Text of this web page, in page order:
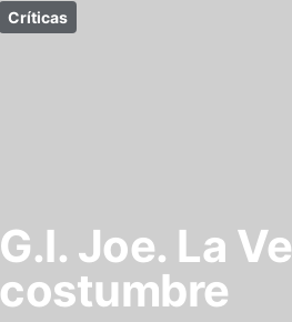
Críticas
G.I. Joe. La
costumbre